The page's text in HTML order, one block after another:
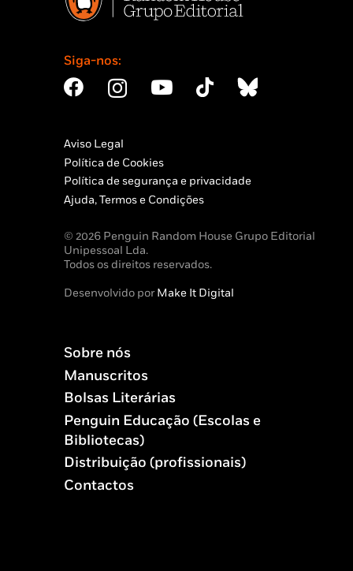
Siga-nos:
Aviso Legal
Política de Cookies
Política de segurança e privacidade
Ajuda, Termos e Condições
© 2026 Penguin Random House Grupo Editorial
Unipessoal Lda.
Todos os direitos reservados.
Desenvolvido porMake It Digital
Sobre nós
Manuscritos
Bolsas Literárias
Penguin Educação (Escolas e
Bibliotecas)
Distribuição (profissionais)
Contactos